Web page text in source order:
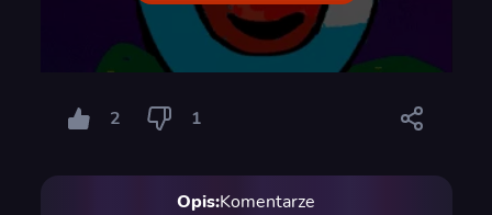
2 1
Opis:Komentarze